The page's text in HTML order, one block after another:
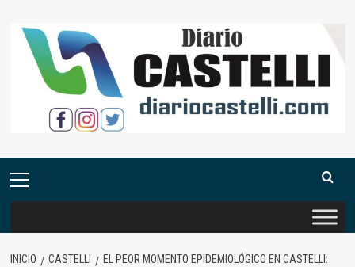
contenido
Menú
INICIO CASTELLI
EL PEOR MOMENTO EPIDEMIOLÓGICO EN CASTELLI: